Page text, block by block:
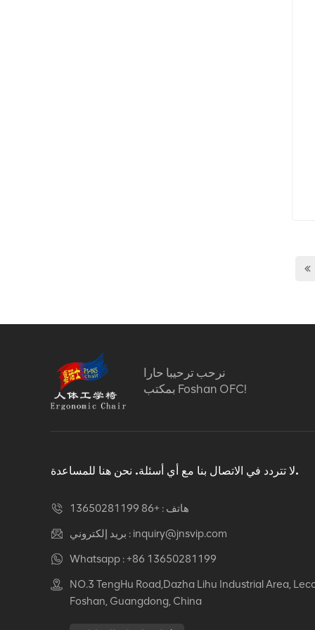
نرحب ترحيبا حارا
بمكتب Foshan OFC!
لا تتردد في الاتصال بنا مع أي أسئلة. نحن هنا للمساعدة.
هاتف : +86 13650281199
بريد إلكتروني : inquiry@jnsvip.com
Whatsapp :+86 13650281199
NO.3 TengHu Road,Dazha Lihu Industrial Area,
Foshan, Guangdong, China